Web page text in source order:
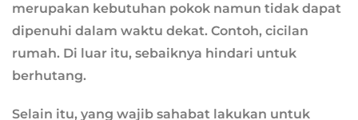
merupakan kebutuhan pokok namun tidak dapat
dipenuhi dalam waktu dekat. Contoh, cicilan
rumah. Di luar itu, sebaiknya hindari untuk
berhutang.
Selain itu, yang wajib sahabat lakukan untuk